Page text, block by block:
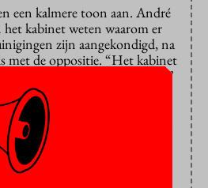
een kalmere toon aan. André
kabinet weten waarom er
zijn aangekondigd, na
met de oppositie. “Het kabinet
politieke meerderheid voor is?”
ingediend om de
geheel of gedeeltelijk te
aan”,
van de Socialistische Partij.